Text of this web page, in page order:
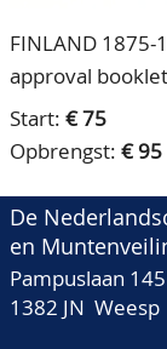
FINLAND
approval
Start: € 75
Opbrengst: € 95
De
en
Pampuslaan 145
1382 JN Weesp